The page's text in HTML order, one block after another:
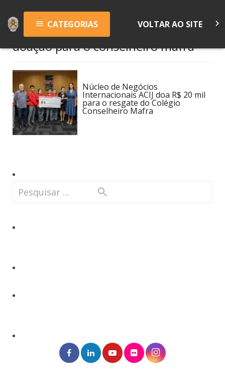
menu CATEGORIAS VOLTAR AO SITE keyboard_arrow_right
doação para o conselheiro mafra
Núcleo de Negócios
Internacionais ACIJ doa R$ 20 mil
para o resgate do Colégio
Conselheiro Mafra